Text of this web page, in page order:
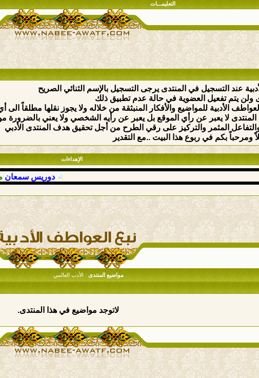
التعليمـــات
عند التسجيل في المنتدى يرجى التسجيل بالإسم الثنائي الصريح
يتم تفعيل العضوية في حالة عدم تطبيق ذلك
الأدبية للمواضيع والأفكار المنبثقة من خلاله ولا يجوز نقلها مطلقاً الى
لا يعبر عن رأي الموقع بل يعبر عن رأيه الشخصي ولا يعني بالضرورة
والتفاعل المثمر والتركيز على رقي الطرح من أجل تحقيق هدف المنتدى الأدبي
بكم في ربوع هذا البيت ..مع التقدير
الإهداءات
دوريس سمعان من
مواضيع المنتدى : الأدب العالمي
لاتوجد مواضيع في هذا المنتدى.